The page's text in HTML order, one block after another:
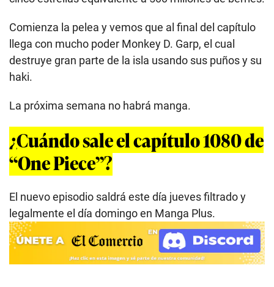
Comienza la pelea y vemos que al final del capítulo
llega con mucho poder Monkey D. Garp, el cual
destruye gran parte de la isla usando sus puños y su
haki.
La próxima semana no habrá manga.
¿Cuándo sale el capítulo 1080 de
“One Piece”?
El nuevo episodio saldrá este día jueves filtrado y
legalmente el día domingo en Manga Plus.